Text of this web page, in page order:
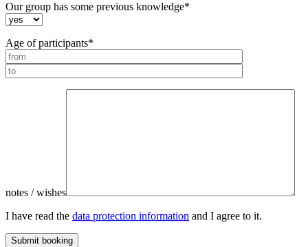
Our group has some previous knowledge*
Age of participants*
notes / wishes
I have read the data protection information and I agree to it.
Submit booking